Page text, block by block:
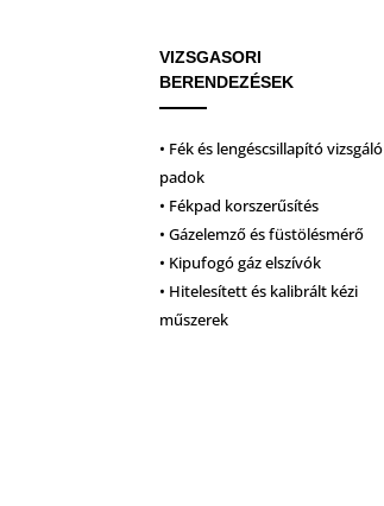
VIZSGASORI
BERENDEZÉSEK
• Fék és lengéscsillapító vizsgáló
padok
• Fékpad korszerűsítés
• Gázelemző és füstölésmérő
• Kipufogó gáz elszívók
• Hitelesített és kalibrált kézi
műszerek